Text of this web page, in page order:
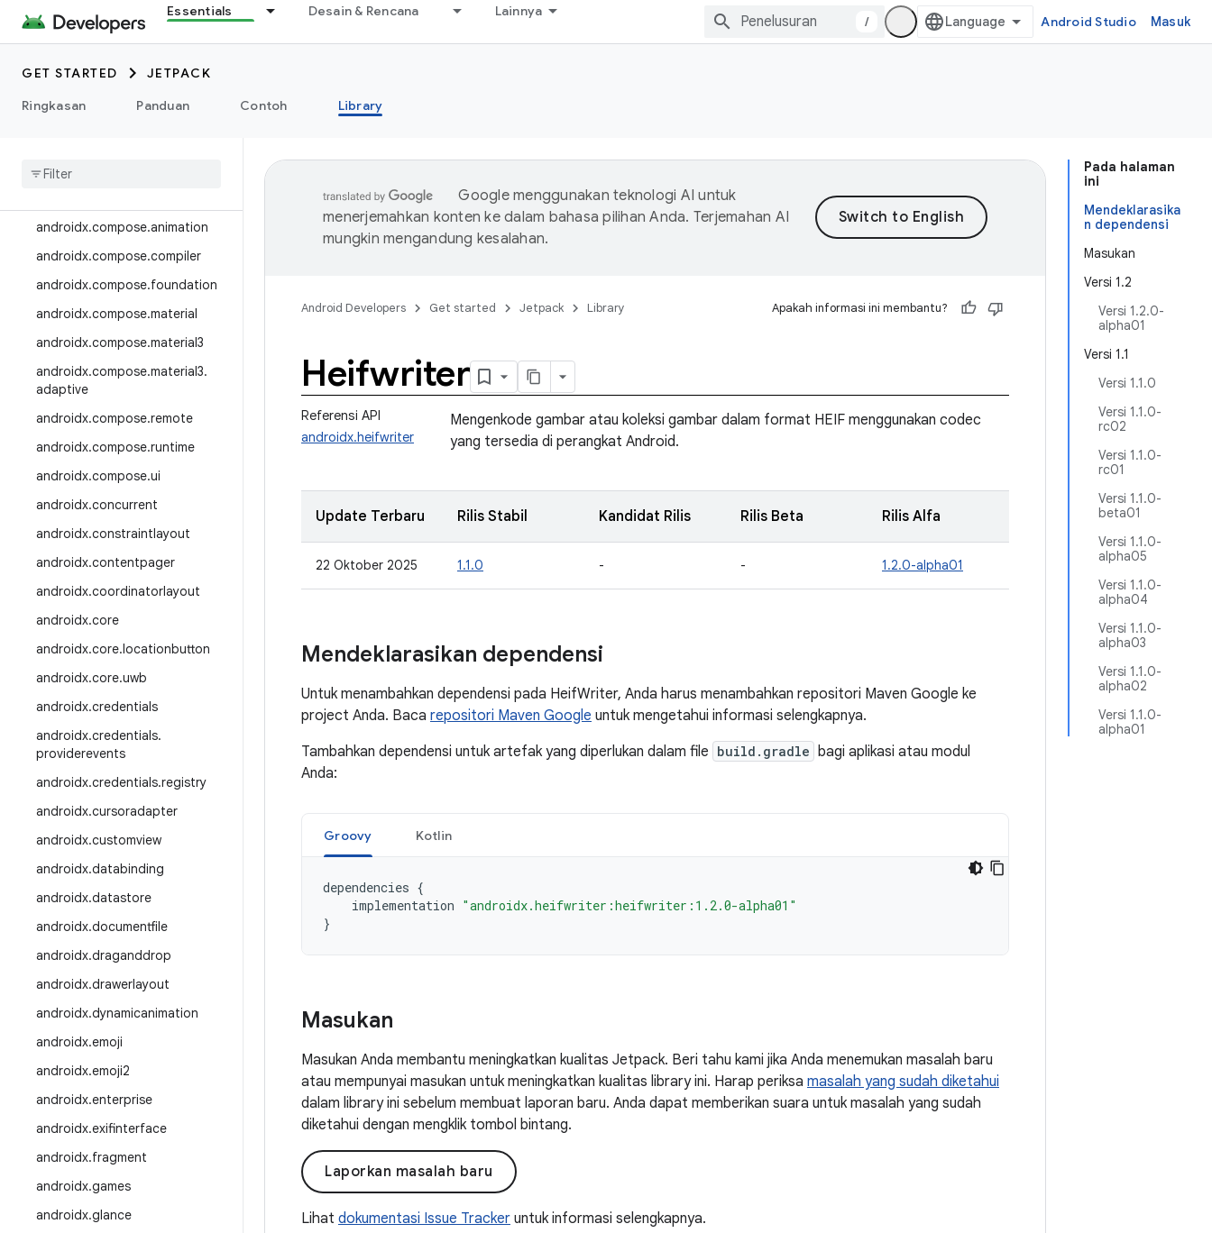
Essentials Desain & Rencana Lainnya
/ Android Studio Masuk
GET STARTED
JETPACK
Ringkasan
Panduan Contoh Library
androidx.camera.media3
androidx.car
androidx.car.app
androidx
androidx.compose.animation
androidx.compose.compiler
androidx.compose.foundation
androidx.compose.material
androidx.compose.material3
androidx.compose.material3.
adaptive
androidx.compose.remote
androidx.compose.runtime
androidx.compose.ui
androidx.concurrent
androidx.constraintlayout
androidx.contentpager
androidx.coordinatorlayout
androidx.core
androidx.core.locationbutton
androidx.core.uwb
androidx.credentials
androidx.credentials.
providerevents
androidx.credentials.registry
androidx.cursoradapter
androidx.customview
androidx.databinding
androidx.datastore
androidx.documentfile
androidx.draganddrop
androidx.drawerlayout
androidx.dynamicanimation
androidx.emoji
androidx.emoji2
androidx.enterprise
androidx.exifinterface
androidx.fragment
androidx.games
androidx.glance
Pada halaman
ini
Mendeklarasika
n dependensi
Masukan
Versi 1.2
Versi 1.2.0-
alpha01
Versi 1.1
Versi 1.1.0
Versi 1.1.0-
rc02
Versi 1.1.0-
rc01
Versi 1.1.0-
beta01
Versi 1.1.0-
alpha05
Versi 1.1.0-
alpha04
Versi 1.1.0-
alpha03
Versi 1.1.0-
alpha02
Versi 1.1.0-
alpha01
Google menggunakan teknologi AI untuk
menerjemahkan konten ke dalam bahasa pilihan Anda. Terjemahan AI
mungkin mengandung kesalahan.
Android Developers Get started Jetpack Library Apakah informasi ini membantu?
Heifwriter
Referensi API
androidx.heifwriter
Mengenkode gambar atau koleksi gambar dalam format HEIF menggunakan codec
yang tersedia di perangkat Android.
Update Terbaru Rilis Stabil Kandidat Rilis Rilis Beta Rilis Alfa
22 Oktober 2025 1.1.0 - - 1.2.0-alpha01
Mendeklarasikan dependensi
Untuk menambahkan dependensi pada HeifWriter, Anda harus menambahkan repositori Maven Google ke
project Anda. Baca repositori Maven Google untuk mengetahui informasi selengkapnya.
Tambahkan dependensi untuk artefak yang diperlukan dalam file build.gradle bagi aplikasi atau modul
Anda:
Groovy Kotlin
dependencies {
implementation "androidx.heifwriter:heifwriter:1.2.0-alpha01"
}
Masukan
Masukan Anda membantu meningkatkan kualitas Jetpack. Beri tahu kami jika Anda menemukan masalah baru
atau mempunyai masukan untuk meningkatkan kualitas library ini. Harap periksa masalah yang sudah diketahui
dalam library ini sebelum membuat laporan baru. Anda dapat memberikan suara untuk masalah yang sudah
diketahui dengan mengklik tombol bintang.
Laporkan masalah baru
Lihat dokumentasi Issue Tracker untuk informasi selengkapnya.